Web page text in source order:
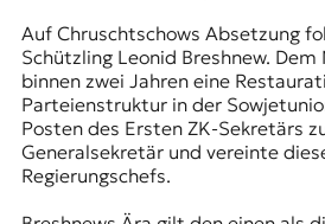
Auf Chruschtschows Absetzung
Schützling Leonid Breshnew.
binnen zwei Jahren eine
Parteienstruktur in der
Posten des Ersten ZK-Sekretärs
Generalsekretär und vereinte
Regierungschefs.